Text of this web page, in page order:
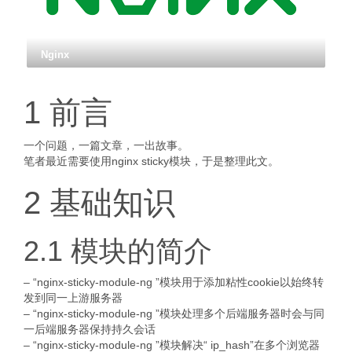
Nginx
1 前言
一个问题，一篇文章，一出故事。
笔者最近需要使用nginx sticky模块，于是整理此文。
2 基础知识
2.1 模块的简介
– “nginx-sticky-module-ng ”模块用于添加粘性cookie以始终转
发到同一上游服务器
– “nginx-sticky-module-ng ”模块处理多个后端服务器时会与同
一后端服务器保持持久会话
– “nginx-sticky-module-ng ”模块解决“ ip_hash”在多个浏览器